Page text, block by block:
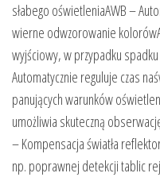
słabego oświetleniaAWB –
wierne odwzorowanie
wyjściowy, w przypadku
Automatycznie reguluje czas
panujących warunków
umożliwia skuteczną
– Kompensacja światła
np. poprawnej detekcji tablic